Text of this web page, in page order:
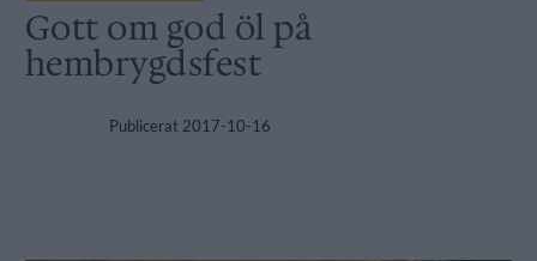
Gott om god öl på
hembrygdsfest
Publicerat 2017-10-16